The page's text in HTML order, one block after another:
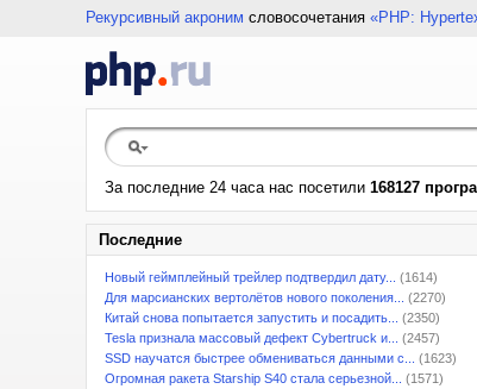
Рекурсивный акроним словосочетания «PHP:
За последние 24 часа нас посетили 168127
Последние
Новый геймплейный трейлер подтвердил дату...
(1614)
Для марсианских вертолётов нового поколения...
(2270)
Китай снова попытается запустить и посадить...
(2350)
Tesla признала массовый дефект Cybertruck и...
(2457)
SSD научатся быстрее обмениваться данными с...
(1623)
Огромная ракета Starship S40 стала серьезной...
(1571)